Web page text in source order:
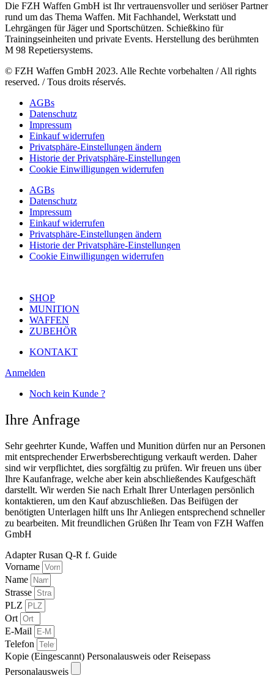
Die FZH Waffen GmbH ist Ihr vertrauensvoller und seriöser Partner
rund um das Thema Waffen. Mit Fachhandel, Werkstatt und
Lehrgängen für Jäger und Sportschützen. Schießkino für
Trainingseinheiten und private Events. Herstellung des berühmten
M 98 Repetiersystems.
© FZH Waffen GmbH 2023. Alle Rechte vorbehalten / All rights
reserved. / Tous droits réservés.
AGBs
Datenschutz
Impressum
Einkauf widerrufen
Privatsphäre-Einstellungen ändern
Historie der Privatsphäre-Einstellungen
Cookie Einwilligungen widerrufen
AGBs
Datenschutz
Impressum
Einkauf widerrufen
Privatsphäre-Einstellungen ändern
Historie der Privatsphäre-Einstellungen
Cookie Einwilligungen widerrufen
SHOP
MUNITION
WAFFEN
ZUBEHÖR
KONTAKT
Anmelden
Noch kein Kunde ?
Ihre Anfrage
Sehr geehrter Kunde, Waffen und Munition dürfen nur an Personen
mit entsprechender Erwerbsberechtigung verkauft werden. Daher
sind wir verpflichtet, dies sorgfältig zu prüfen. Wir freuen uns über
Ihre Kaufanfrage, welche aber kein abschließendes Kaufgeschäft
darstellt. Wir werden Sie nach Erhalt Ihrer Unterlagen persönlich
kontaktieren, um den Kauf abzuschließen. Das Beifügen der
benötigten Unterlagen hilft uns Ihr Anliegen entsprechend schneller
zu bearbeiten. Mit freundlichen Grüßen Ihr Team von FZH Waffen
GmbH
Adapter Rusan Q-R f. Guide
Vorname
Name
Strasse
PLZ
Ort
E-Mail
Telefon
Kopie (Eingescannt) Personalausweis oder Reisepass
Personalausweis